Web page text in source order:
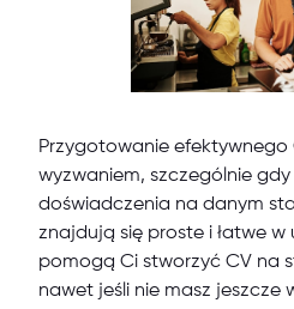
Przygotowanie efektywnego
wyzwaniem, szczególnie
doświadczenia na danym
znajdują się proste i łatwe w
pomogą Ci stworzyć CV na
nawet jeśli nie masz jeszcze